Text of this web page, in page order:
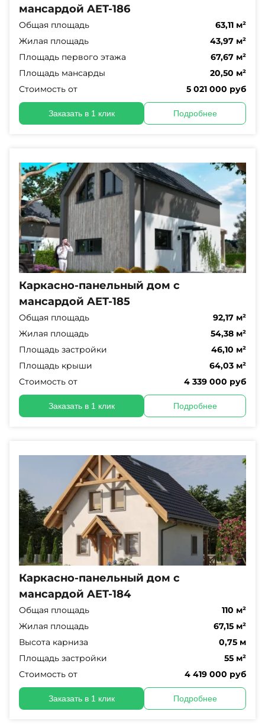
мансардой AET-186
Общая площадь
63,11 м²
Жилая площадь
43,97 м²
Площадь первого этажа
67,67 м²
Площадь мансарды
20,50 м²
Стоимость от
5 021 000 руб
Заказать в 1 клик Подробнее
Каркасно-панельный дом с
мансардой AET-185
Общая площадь
92,17 м²
Жилая площадь
54,38 м²
Площадь застройки
46,10 м²
Площадь крыши
64,03 м²
Стоимость от
4 339 000 руб
Заказать в 1 клик Подробнее
Каркасно-панельный дом с
мансардой AET-184
Общая площадь
110 м²
Жилая площадь
67,15 м²
Высота карниза
0,75 м
Площадь застройки
55 м²
Стоимость от
4 419 000 руб
Заказать в 1 клик Подробнее